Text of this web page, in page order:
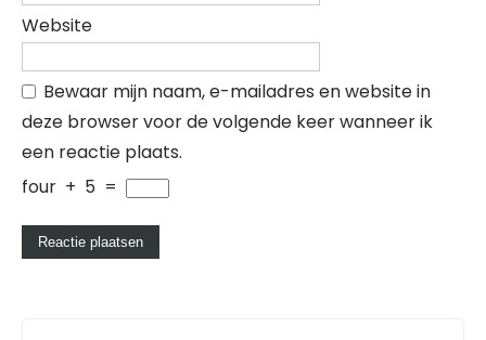
Website
Bewaar mijn naam, e-mailadres en website in
deze browser voor de volgende keer wanneer ik
een reactie plaats.
four + 5 =